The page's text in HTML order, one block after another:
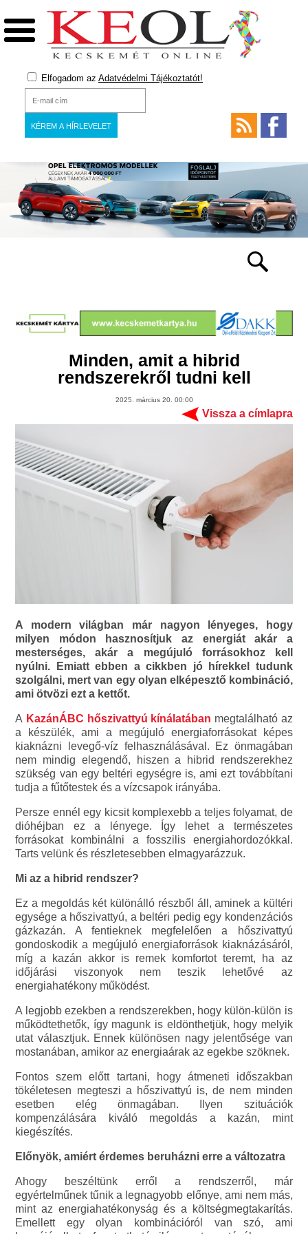
Elfogadom az Adatvédelmi Tájékoztatót!
Minden, amit a hibrid
rendszerekről tudni kell
2025. március 20. 00:00
Vissza a címlapra
A modern világban már nagyon lényeges, hogy
milyen módon hasznosítjuk az energiát akár a
mesterséges, akár a megújuló forrásokhoz kell
nyúlni. Emiatt ebben a cikkben jó hírekkel tudunk
szolgálni, mert van egy olyan elképesztő kombináció,
ami ötvözi ezt a kettőt.
A KazánÁBC hőszivattyú kínálatában megtalálható az
a készülék, ami a megújuló energiaforrásokat képes
kiaknázni levegő-víz felhasználásával. Ez önmagában
nem mindig elegendő, hiszen a hibrid rendszerekhez
szükség van egy beltéri egységre is, ami ezt továbbítani
tudja a fűtőtestek és a vízcsapok irányába.
Persze ennél egy kicsit komplexebb a teljes folyamat, de
dióhéjban ez a lényege. Így lehet a természetes
forrásokat kombinálni a fosszilis energiahordozókkal.
Tarts velünk és részletesebben elmagyarázzuk.
Mi az a hibrid rendszer?
Ez a megoldás két különálló részből áll, aminek a kültéri
egysége a hőszivattyú, a beltéri pedig egy kondenzációs
gázkazán. A fentieknek megfelelően a hőszivattyú
gondoskodik a megújuló energiaforrások kiaknázásáról,
míg a kazán akkor is remek komfortot teremt, ha az
időjárási viszonyok nem teszik lehetővé az
energiahatékony működést.
A legjobb ezekben a rendszerekben, hogy külön-külön is
működtethetők, így magunk is eldönthetjük, hogy melyik
utat választjuk. Ennek különösen nagy jelentősége van
mostanában, amikor az energiaárak az egekbe szöknek.
Fontos szem előtt tartani, hogy átmeneti időszakban
tökéletesen megteszi a hőszivattyú is, de nem minden
esetben elég önmagában. Ilyen szituációk
kompenzálására kiváló megoldás a kazán, mint
kiegészítés.
Előnyök, amiért érdemes beruházni erre a változatra
Ahogy beszéltünk erről a rendszerről, már
egyértelműnek tűnik a legnagyobb előnye, ami nem más,
mint az energiahatékonyság és a költségmegtakarítás.
Emellett egy olyan kombinációról van szó, ami